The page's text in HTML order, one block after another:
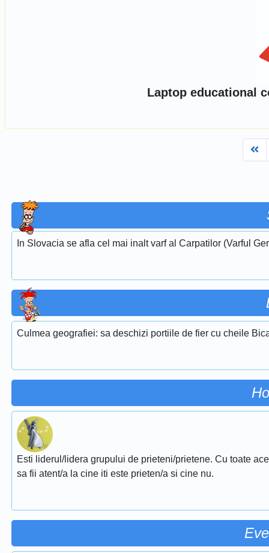
Laptop educational
In Slovacia se afla cel mai inalt varf al Carpatilor (Varful
Culmea geografiei: sa deschizi portiile de fier cu cheile
Esti liderul/lidera grupului de prieteni/prietene. Cu toate
sa fii atent/a la cine iti este prieten/a si cine nu.